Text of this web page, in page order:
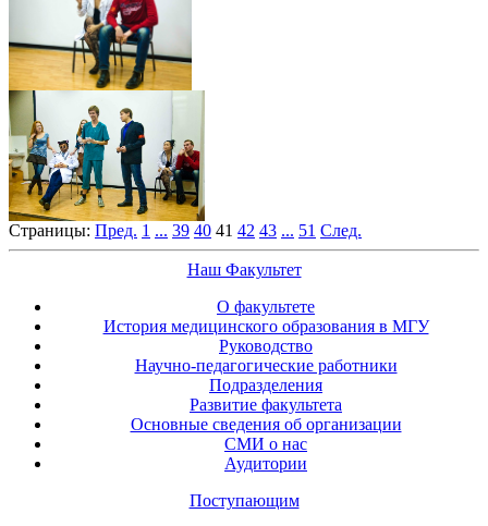
Страницы: Пред. 1 ... 39 40 41 42 43 ... 51 След.
Наш Факультет
О факультете
История медицинского образования в МГУ
Руководство
Научно-педагогические работники
Подразделения
Развитие факультета
Основные сведения об организации
СМИ о нас
Аудитории
Поступающим